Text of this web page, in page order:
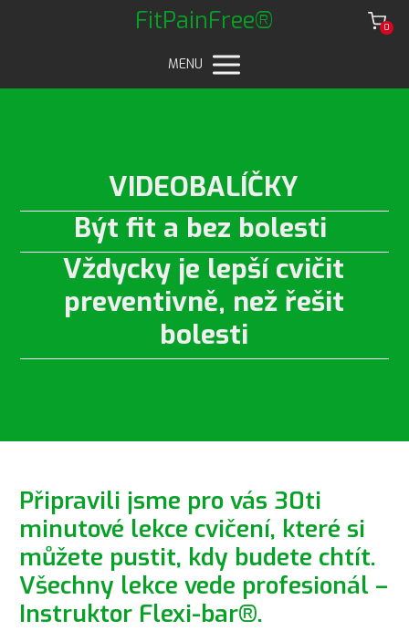
FitPainFree® 0
MENU
VIDEOBALÍČKY
Být fit a bez bolesti
Vždycky je lepší cvičit
preventivně, než řešit
bolesti
Připravili jsme pro vás 30ti
minutové lekce cvičení, které si
můžete pustit, kdy budete chtít.
Všechny lekce vede profesionál –
Instruktor Flexi-bar®.